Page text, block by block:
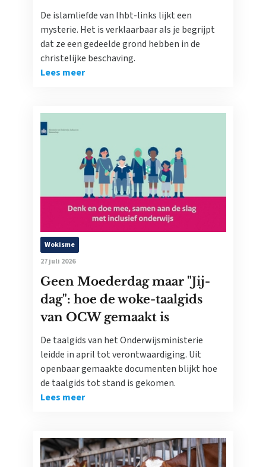
De islamliefde van lhbt-links lijkt een
mysterie. Het is verklaarbaar als je begrijpt
dat ze een gedeelde grond hebben in de
christelijke beschaving.
Lees meer
Wokisme
27 juli 2026
Geen Moederdag maar "Jij-
dag": hoe de woke-taalgids
van OCW gemaakt is
De taalgids van het Onderwijsministerie
leidde in april tot verontwaardiging. Uit
openbaar gemaakte documenten blijkt hoe
de taalgids tot stand is gekomen.
Lees meer